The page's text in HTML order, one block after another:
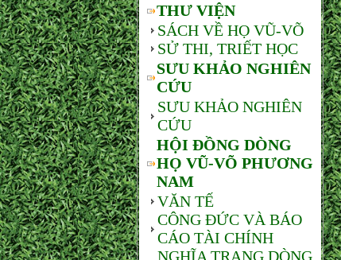
THƯ VIỆN
SÁCH VỀ HỌ VŨ-VÕ
SỬ THI, TRIẾT HỌC
SƯU KHẢO NGHIÊN
CỨU
SƯU KHẢO NGHIÊN
CỨU
HỘI ĐỒNG DÒNG
HỌ VŨ-VÕ PHƯƠNG
NAM
VĂN TẾ
CÔNG ĐỨC VÀ BÁO
CÁO TÀI CHÍNH
NGHĨA TRANG DÒNG